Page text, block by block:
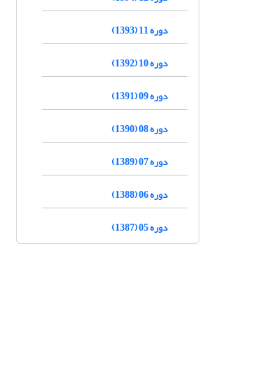
دوره 11 (1393)
دوره 10 (1392)
دوره 09 (1391)
دوره 08 (1390)
دوره 07 (1389)
دوره 06 (1388)
دوره 05 (1387)